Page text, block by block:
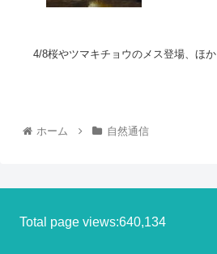
4/8桜やツマキチョウのメス登場、ほか
ホーム 自然通信
Total page views:640,134